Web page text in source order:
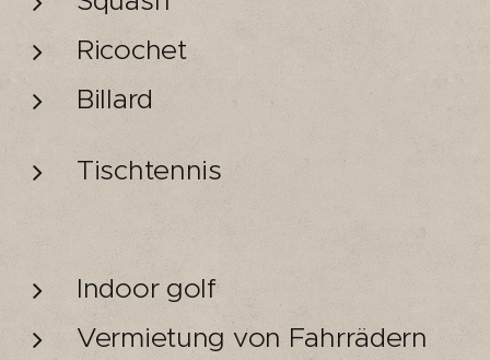
Ricochet
Billard
Tischtennis
Indoor golf
Vermietung von Fahrrädern